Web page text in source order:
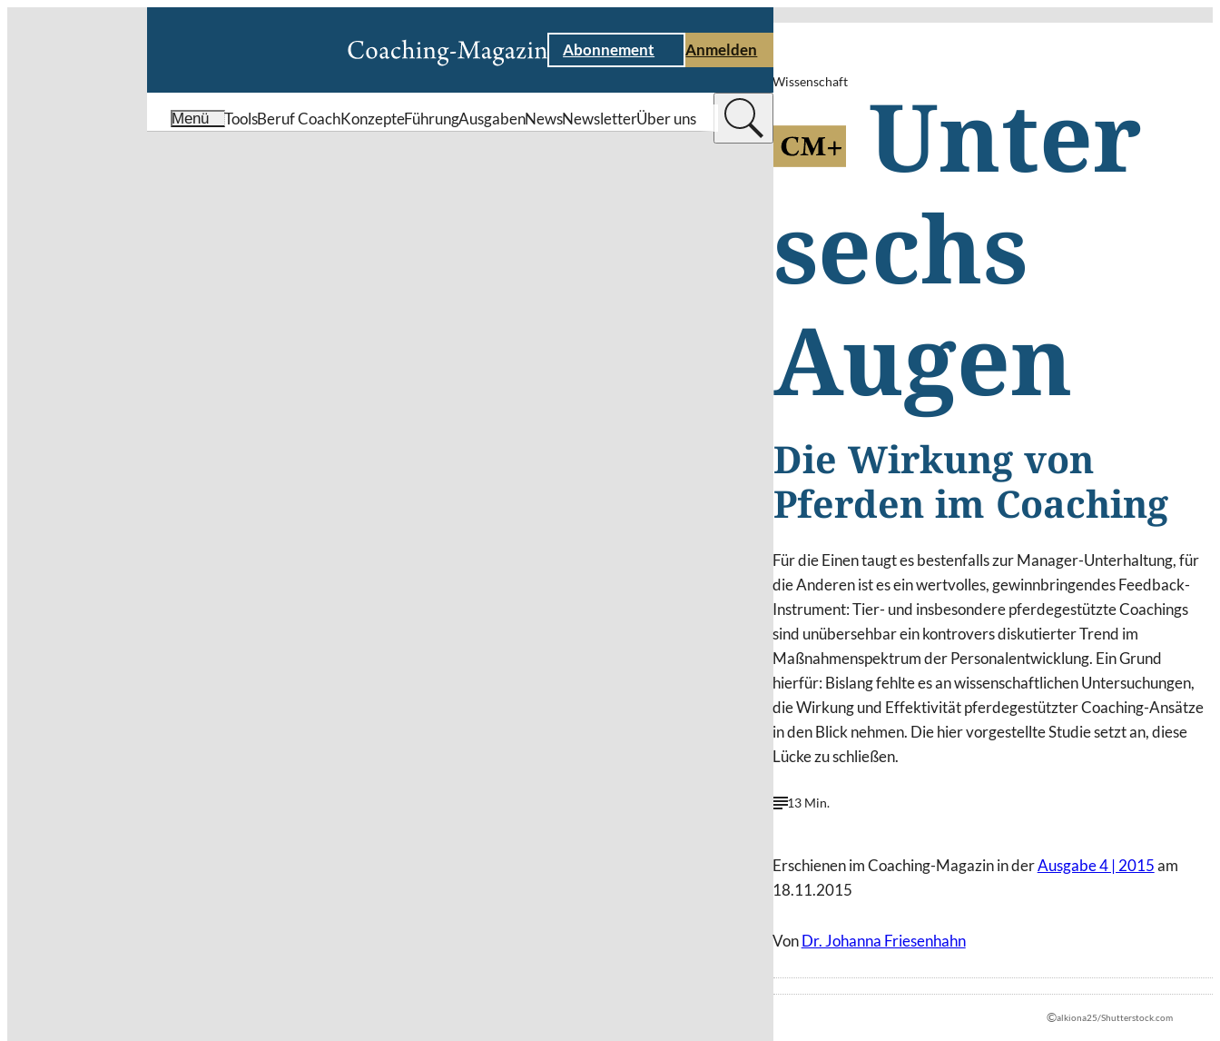
Abonnement Anmelden
Menü ToolsBeruf CoachKonzepteFührungAusgabenNewsNewsletterÜber uns
Wissenschaft
Unter
sechs
Augen
Die Wirkung von
Pferden im Coaching
Für die Einen taugt es bestenfalls zur Manager-Unterhaltung, für
die Anderen ist es ein wertvolles, gewinnbringendes Feedback-
Instrument: Tier- und insbesondere pferdegestützte Coachings
sind unübersehbar ein kontrovers diskutierter Trend im
Maßnahmenspektrum der Personalentwicklung. Ein Grund
hierfür: Bislang fehlte es an wissenschaftlichen Untersuchungen,
die Wirkung und Effektivität pferdegestützter Coaching-Ansätze
in den Blick nehmen. Die hier vorgestellte Studie setzt an, diese
Lücke zu schließen.
13 Min.
Erschienen im Coaching-Magazin in derAusgabe 4 | 2015am
18.11.2015
VonDr. Johanna Friesenhahn
©alkiona25/Shutterstock.com